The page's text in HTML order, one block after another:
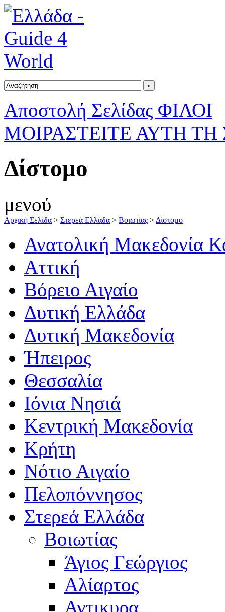
Αποστολή Σελίδας ΦΙΛΟΙ
ΜΟΙΡΑΣΤΕΙΤΕ ΑΥΤΗ ΤΗ
Δίστομο
μενού
Αρχική Σελίδα > Στερεά Ελλάδα > Βοιωτίας > Δίστομο
Ανατολική Μακεδονία
Αττική
Βόρειο Αιγαίο
Δυτική Ελλάδα
Δυτική Μακεδονία
Ήπειρος
Θεσσαλία
Ιόνια Νησιά
Κεντρική Μακεδονία
Κρήτη
Νότιο Αιγαίο
Πελοπόννησος
Στερεά Ελλάδα
Βοιωτίας
Άγιος Γεώργιος
Αλίαρτος
Αντικυρα